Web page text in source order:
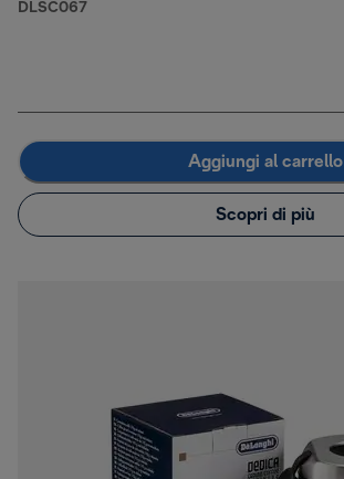
DLSC067
Aggiungi al carrello
Scopri di più